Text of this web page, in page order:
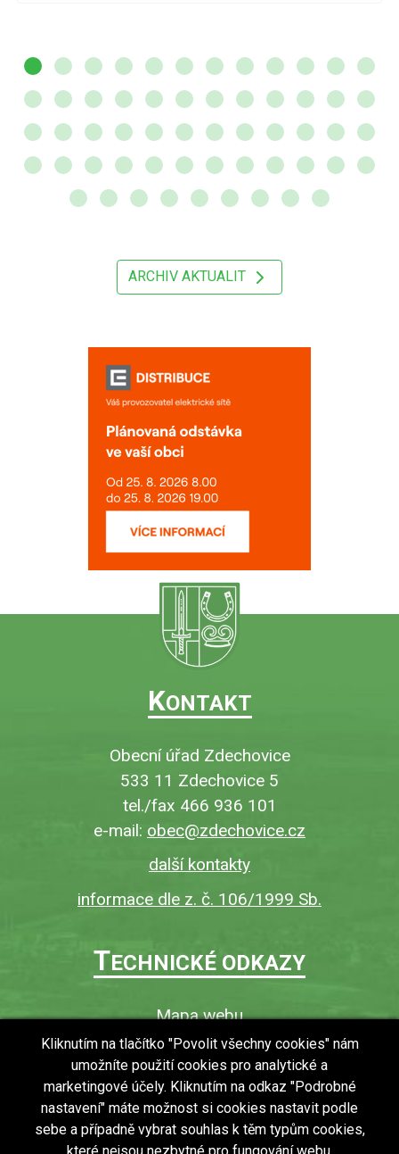
ARCHIV AKTUALIT
KONTAKT
Obecní úřad Zdechovice
533 11 Zdechovice 5
tel./fax 466 936 101
e-mail: obec@zdechovice.cz
další kontakty
informace dle z. č. 106/1999 Sb.
TECHNICKÉ ODKAZY
Mapa webu
O webu
Povinně zveřejňované informace
Ochrana osobních údajů (GDPR)
Vyhledávání
Kliknutím na tlačítko "Povolit všechny cookies" nám
umožníte použití cookies pro analytické a
marketingové účely. Kliknutím na odkaz "Podrobné
nastavení" máte možnost si cookies nastavit podle
sebe a případně vybrat souhlas k těm typům cookies,